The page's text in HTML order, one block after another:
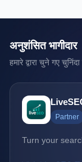
अनुशंसित भागीदार
हमारे द्वारा चुने गए
Partner
Turn your